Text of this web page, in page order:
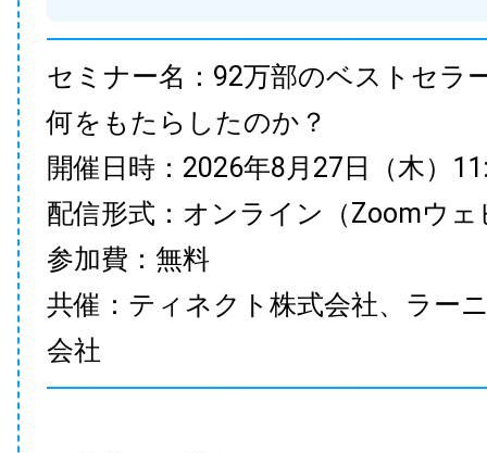
セミナー名：92万部のベストセラ
何をもたらしたのか？
開催日時：2026年8月27日（木）
配信形式：オンライン（Zoomウェ
参加費：無料
共催：ティネクト株式会社、ラー
会社